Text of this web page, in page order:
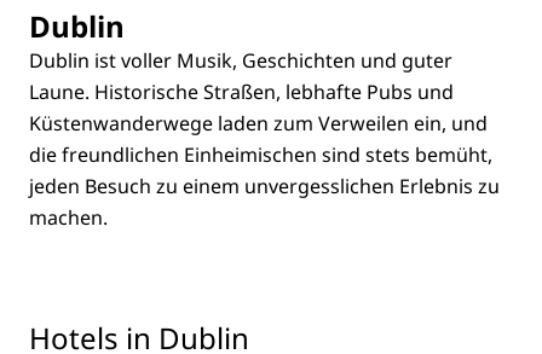
Dublin
Dublin ist voller Musik, Geschichten und guter
Laune. Historische Straßen, lebhafte Pubs und
Küstenwanderwege laden zum Verweilen ein, und
die freundlichen Einheimischen sind stets bemüht,
jeden Besuch zu einem unvergesslichen Erlebnis zu
machen.
Hotels in Dublin